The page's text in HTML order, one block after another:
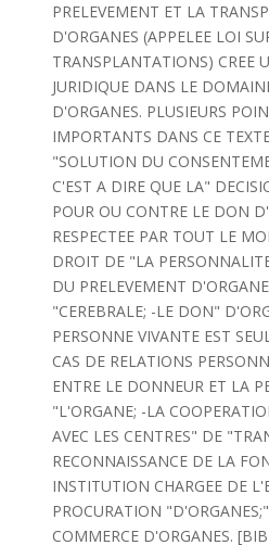
PRELEVEMENT ET LA
D'ORGANES (APPELEE LOI
TRANSPLANTATIONS) CREE
JURIDIQUE DANS LE
D'ORGANES. PLUSIEURS
IMPORTANTS DANS CE
"SOLUTION DU
C'EST A DIRE QUE LA"
POUR OU CONTRE LE DON
RESPECTEE PAR TOUT LE
DROIT DE "LA
DU PRELEVEMENT
"CEREBRALE; -LE DON"
PERSONNE VIVANTE EST
CAS DE RELATIONS
ENTRE LE DONNEUR ET LA
"L'ORGANE; -LA
AVEC LES CENTRES" DE
RECONNAISSANCE DE LA
INSTITUTION CHARGEE DE
PROCURATION
COMMERCE D'ORGANES.